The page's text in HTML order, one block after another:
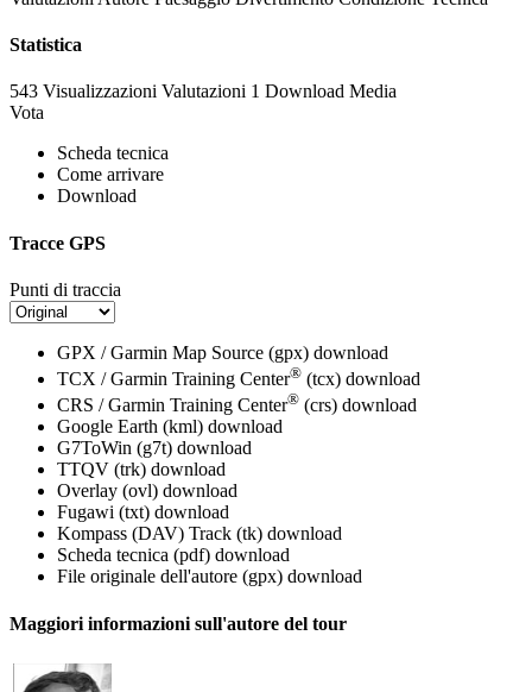
Statistica
543 Visualizzazioni Valutazioni 1 Download Media
Vota
Scheda tecnica
Come arrivare
Download
Tracce GPS
Punti di traccia
GPX / Garmin Map Source (gpx) download
TCX / Garmin Training Center® (tcx) download
CRS / Garmin Training Center® (crs) download
Google Earth (kml) download
G7ToWin (g7t) download
TTQV (trk) download
Overlay (ovl) download
Fugawi (txt) download
Kompass (DAV) Track (tk) download
Scheda tecnica (pdf) download
File originale dell'autore (gpx) download
Maggiori informazioni sull'autore del tour